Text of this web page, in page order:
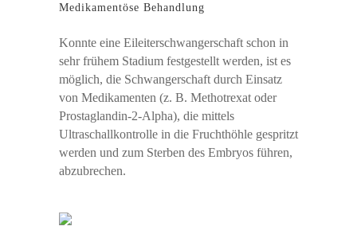
Medikamentöse Behandlung
Konnte eine Eileiterschwangerschaft schon in
sehr frühem Stadium festgestellt werden, ist es
möglich, die Schwangerschaft durch Einsatz
von Medikamenten (z. B. Methotrexat oder
Prostaglandin-2-Alpha), die mittels
Ultraschallkontrolle in die Fruchthöhle gespritzt
werden und zum Sterben des Embryos führen,
abzubrechen.